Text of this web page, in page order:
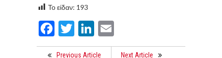
Το είδαν: 193
Facebook
TwitterLinkedIn
Previous Article Next Article